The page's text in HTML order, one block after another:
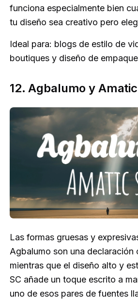
funciona especialmente bien
tu diseño sea creativo pero
Ideal para: blogs de estilo de
boutiques y diseño de
12. Agbalumo y
Las formas gruesas y
Agbalumo son una declaración
mientras que el diseño alto y
SC añade un toque escrito a
uno de esos pares de fuentes